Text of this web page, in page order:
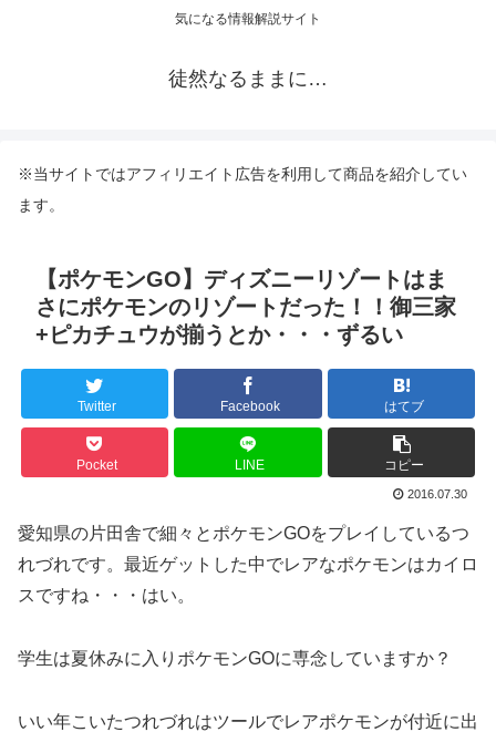
気になる情報解説サイト
徒然なるままに…
※当サイトではアフィリエイト広告を利用して商品を紹介してい
ます。
【ポケモンGO】ディズニーリゾートはま
さにポケモンのリゾートだった！！御三家
+ピカチュウが揃うとか・・・ずるい
Twitter Facebook はてブ
Pocket LINE コピー
2016.07.30
愛知県の片田舎で細々とポケモンGOをプレイしているつ
れづれです。最近ゲットした中でレアなポケモンはカイロ
スですね・・・はい。
学生は夏休みに入りポケモンGOに専念していますか？
いい年こいたつれづれはツールでレアポケモンが付近に出